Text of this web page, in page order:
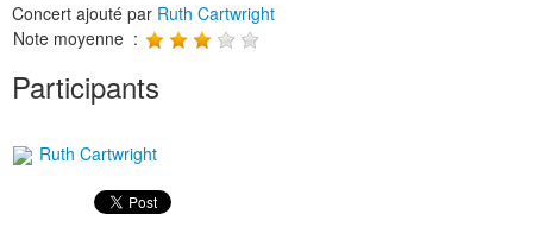
Concert ajouté par Ruth Cartwright
Note moyenne :
Participants
Ruth Cartwright